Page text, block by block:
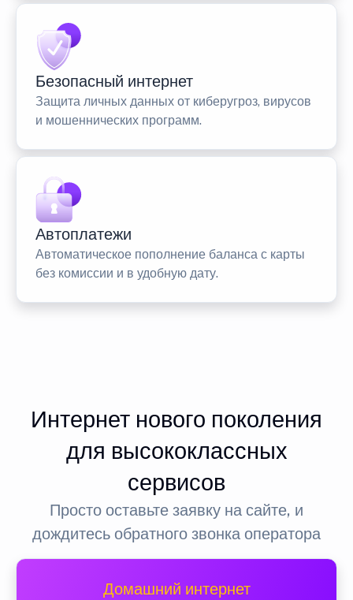
Безопасный интернет
Защита личных данных от киберугроз, вирусов
и мошеннических программ.
Автоплатежи
Автоматическое пополнение баланса с карты
без комиссии и в удобную дату.
Интернет нового поколения
для высококлассных
сервисов
Просто оставьте заявку на сайте, и
дождитесь обратного звонка оператора
Домашний интернет